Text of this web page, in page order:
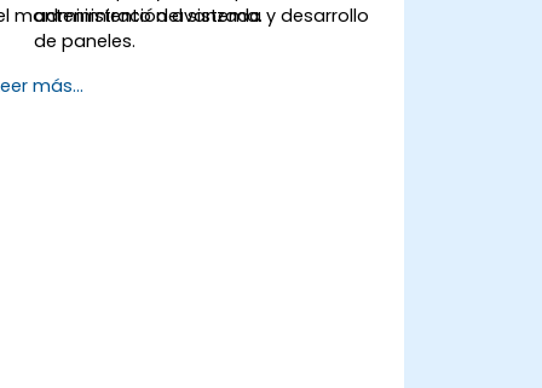
mantenimiento del sistema.
administración avanzada y desarrollo
de paneles.
y modelos de datos de Elasticsearch.
más...